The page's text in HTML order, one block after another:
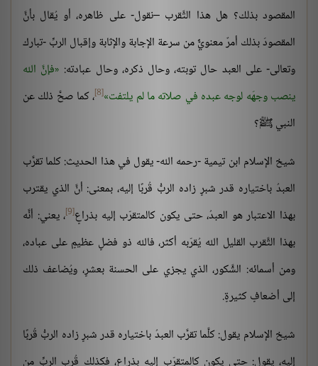
المقصود بذلك؟ هل هذا التَّقرب –نقول- على ظاهره، أو يُقال بأنَّ
المقصودَ بذلك أمرٌ معنويٌّ من سرعة الإجابة والإثابة وإقبال الربِّ -تبارك
وتعالى- على العبد حال توبته، وحال ذكره، وحال عبادته: فإنَّ الله
ينصب وجهَه لوجه عبده في صلاته ما لم يلتفت [8] ، كما صحَّ ذلك عن
النبي ﷺ؟
شيخ الإسلام ابن تيمية -رحمه الله- يقول في هذا الحديث: كلما تقرَّب
العبدُ باختياره قدر شبرٍ زاده الربُّ قُربًا إليه، بمعنى: أنَّ الذي يقترب
بهذا الاعتبار هو العبدُ، حتى يكون كالمتقرّب إليه بذراعٍ[9] ، يعني: أنَّه
بهذا التَّقرب القليل الله يُقرّبه أكثر، فالله ذو فضلٍ عظيمٍ على عباده،
ومن أسمائه: الشَّكور، الذي يجزي على الحسنة بعشرٍ، ويُضاعف ذلك
إلى أضعافٍ كثيرةٍ.
شيخ الإسلام يقول: كلَّما تقرَّب العبدُ باختياره قدر شبرٍ زاده الربُّ قُربًا
إليه، يقول: حتى يكون كالمتقرّب إليه بذراعٍ، فكذلك قُرب الربِّ من